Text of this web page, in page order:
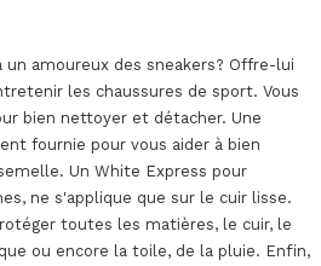
un amoureux des sneakers? Offre-lui
les chaussures de sport. Vous
bien nettoyer et détacher. Une
fournie pour vous aider à bien
Un White Express pour
ne s'applique que sur le cuir lisse.
toutes les matières, le cuir, le
ou encore la toile, de la pluie. Enfin,